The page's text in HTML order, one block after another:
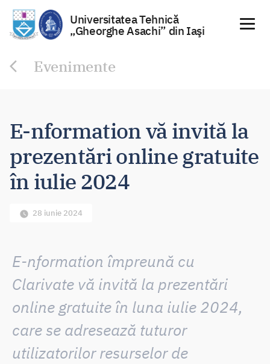
Universitatea Tehnică
„Gheorghe Asachi” din Iaşi
Evenimente
E-nformation vă invită la
prezentări online gratuite
în iulie 2024
28 iunie 2024
E-nformation împreună cu
Clarivate vă invită la prezentări
online gratuite în luna iulie 2024,
care se adresează tuturor
utilizatorilor resurselor de